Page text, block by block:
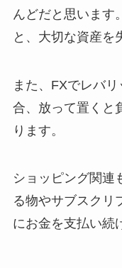
んどだと思います
と、大切な資産を
また、FXでレバ
合、放って置くと
ります。
ショッピング関連
る物やサブスクリ
にお金を支払い続